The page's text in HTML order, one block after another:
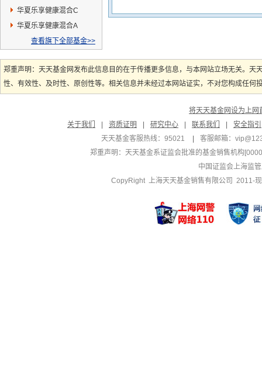
华夏乐享健康混合C
华夏乐享健康混合A
查看旗下全部基金>>
郑重声明：天天基金网发布此信息目的在于传播更多信息，与本网站立场无关。
性、有效性、及时性、原创性等。相关信息并未经过本网站证实，不对您构成任
将天天基金网设为上网
关于我们
资质证明 研究中心 联系我们
安全指引
天天基金客服热线：95021
客服邮箱：
郑重声明： 天天基金系证监会批准的基金销售机构
中国证监会上海监
CopyRight 上海天天基金销售有限公司 2011-